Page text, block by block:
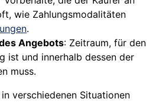
wie Zahlungsmodalitäten
.
Angebots: Zeitraum, für den
ist und innerhalb dessen der
muss.
verschiedenen Situationen